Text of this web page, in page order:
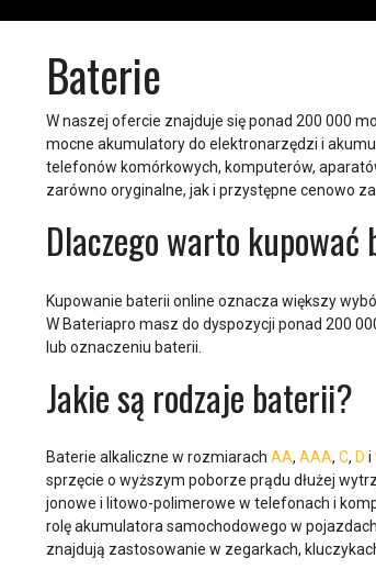
Baterie
W naszej ofercie znajduje się ponad 200 000
mocne akumulatory do elektronarzędzi i
telefonów komórkowych, komputerów,
zarówno oryginalne, jak i przystępne cenowo
Dlaczego warto
Kupowanie baterii online oznacza większy
W Bateriapro masz do dyspozycji ponad 200
lub oznaczeniu baterii.
Jakie są rodzaje baterii?
Baterie alkaliczne w rozmiarach AA, AAA, C, D i
sprzęcie o wyższym poborze prądu dłużej
jonowe i litowo-polimerowe w telefonach i
rolę akumulatora samochodowego w
znajdują zastosowanie w zegarkach,